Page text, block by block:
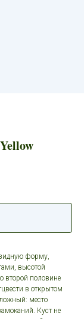
форму,
высотой
второй половине
в открытом
место
Куст не